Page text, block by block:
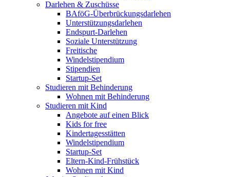
Darlehen & Zuschüsse
BAföG-Überbrückungsdarlehen
Unterstützungsdarlehen
Endspurt-Darlehen
Soziale Unterstützung
Freitische
Windelstipendium
Stipendien
Startup-Set
Studieren mit Behinderung
Wohnen mit Behinderung
Studieren mit Kind
Angebote auf einen Blick
Kids for free
Kindertagesstätten
Windelstipendium
Startup-Set
Eltern-Kind-Frühstück
Wohnen mit Kind